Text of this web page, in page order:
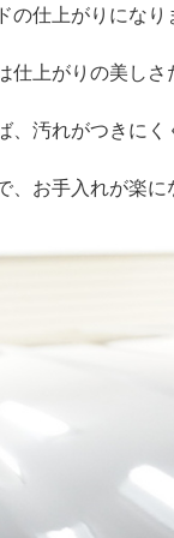
の仕上がりになり
仕上がりの美しさ
、汚れがつきにく
、お手入れが楽